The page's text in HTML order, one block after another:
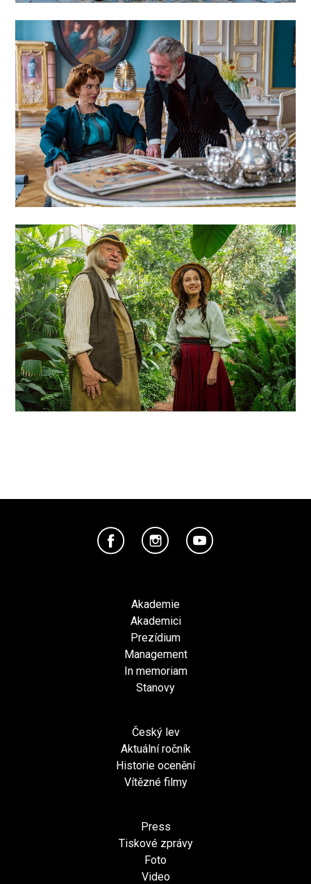
Akademie
Akademici
Prezídium
Management
In memoriam
Stanovy
Český lev
Aktuální ročník
Historie ocenění
Vítězné filmy
Press
Tiskové zprávy
Foto
Video